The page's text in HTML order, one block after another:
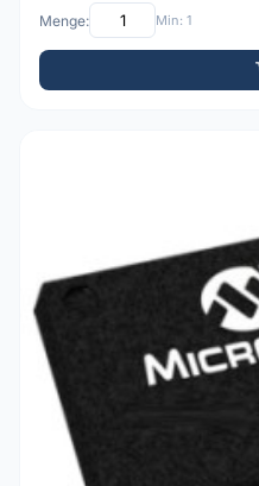
Menge: Min: 1